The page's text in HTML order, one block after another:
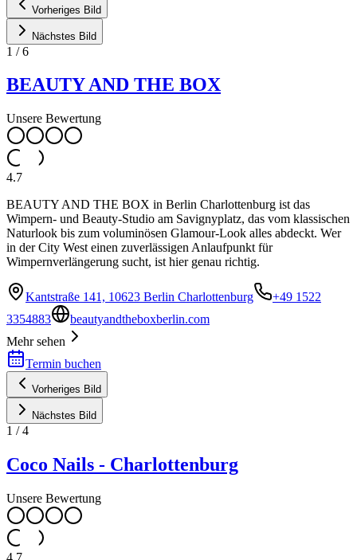
Vorheriges Bild
Nächstes Bild
1 /6
BEAUTY AND THE BOX
Unsere Bewertung
4.7
BEAUTY AND THE BOX in Berlin Charlottenburg ist das
Wimpern- und Beauty-Studio am Savignyplatz, das vom klassischen
Naturlook bis zum voluminösen Glamour-Look alles abdeckt. Wer
in der City West einen zuverlässigen Anlaufpunkt für
Wimpernverlängerung sucht, ist hier genau richtig.
Kantstraße 141, 10623 Berlin Charlottenburg
+49 1522
3354883
beautyandtheboxberlin.com
Mehr sehen
Termin buchen
Vorheriges Bild
Nächstes Bild
1 /4
Coco Nails - Charlottenburg
Unsere Bewertung